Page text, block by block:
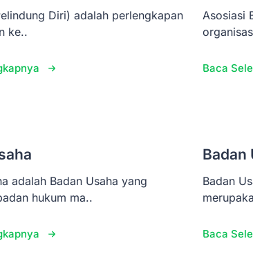
Diri) adalah perlengkapan
ke..
Asosiasi
Baca
adalah Badan Usaha yang
hukum ma..
Badan
Badan
Baca